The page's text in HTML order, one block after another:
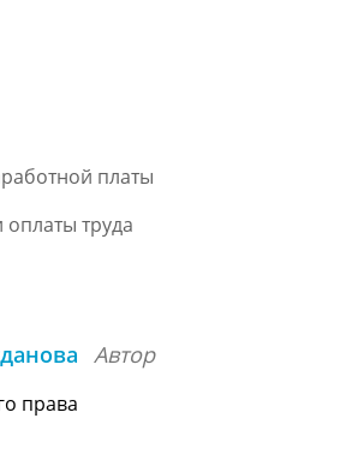
платы
труда
Автор
права